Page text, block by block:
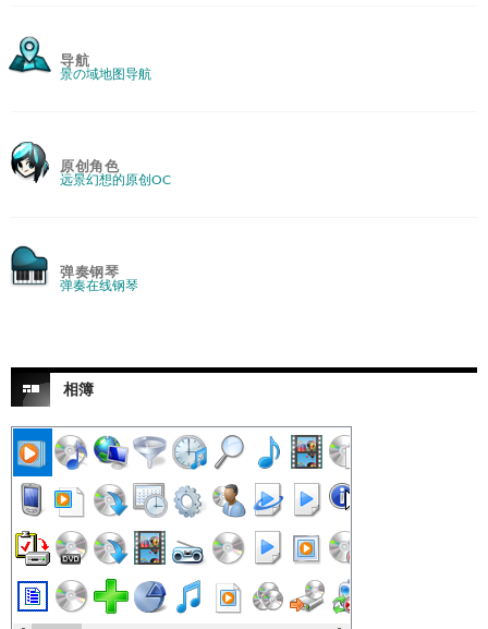
导航
景の域地图导航
原创角色
远景幻想的原创OC
弹奏钢琴
弹奏在线钢琴
相簿